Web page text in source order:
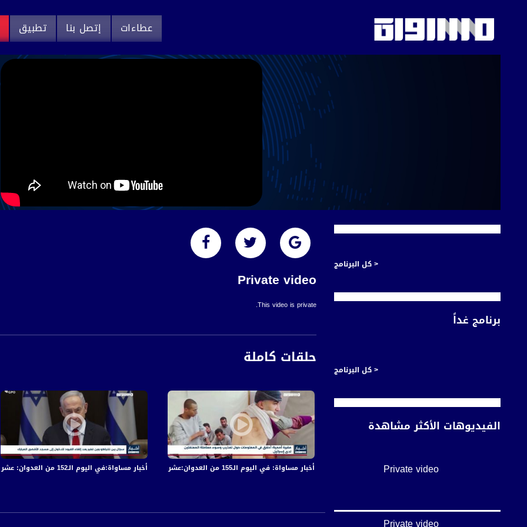
عطاءات إتصل بنا تطبيق
Private video
This video is private.
حلقات كاملة
أخبار مساواة:في اليوم الـ152 من العدوان: عشرات الشهداء والجرحى في قصف الاحتلال المتواصل على قطاع غزة أخبار مساواة: في اليوم الـ155 من العدوان:عشرات الشهداء والجرحى في قصف الاحتلال المتواصل على قطاع غزة
< كل البرنامج
برنامج غداً
< كل البرنامج
الفيديوهات الأكثر مشاهدة
Private video